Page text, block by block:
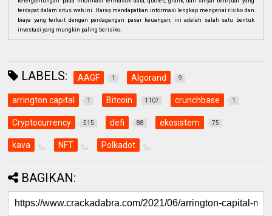
terdapat dalam situs web ini. Harap mendapatkan informasi lengkap mengenai risiko dan
biaya yang terkait dengan perdagangan pasar keuangan, ini adalah salah satu bentuk
investasi yang mungkin paling berisiko.
LABELS: AAGF 1 Algorand 9
arrington capital 1 Bitcoin 1107 crunchbase 1
Cryptocurrency 515 defi 88 ekosistem 75
kava NFT Polkadot
BAGIKAN: